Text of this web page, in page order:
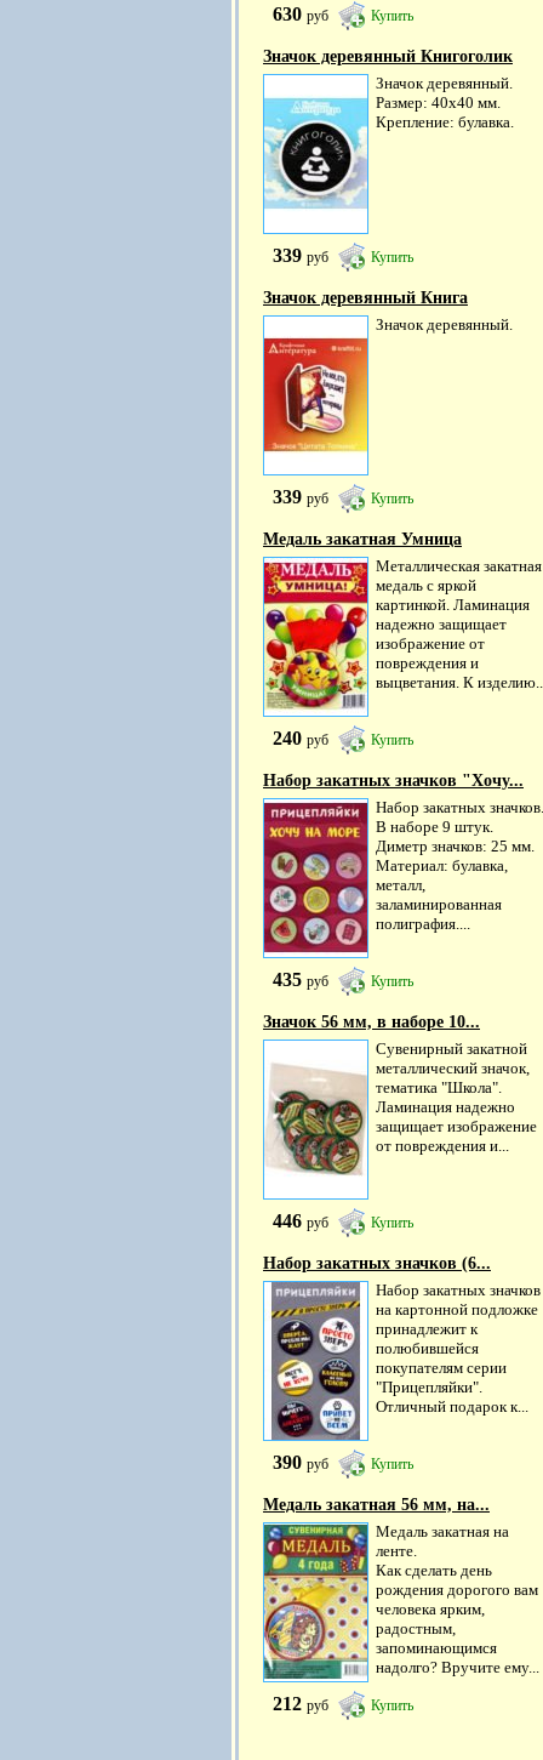
630 руб Купить
Значок деревянный Книгоголик
Значок деревянный.
Размер: 40х40 мм.
Крепление: булавка.
339 руб Купить
Значок деревянный Книга
Значок деревянный.
339 руб Купить
Медаль закатная Умница
Металлическая закатная
медаль с яркой
картинкой. Ламинация
надежно защищает
изображение от
повреждения и
выцветания. К
240 руб Купить
Набор закатных значков "Хочу...
Набор закатных значков.
В наборе 9 штук.
Диметр значков: 25 мм.
Материал: булавка,
металл,
заламинированная
полиграфия....
435 руб Купить
Значок 56 мм, в наборе 10...
Сувенирный закатной
металлический значок,
тематика "Школа".
Ламинация надежно
защищает изображение
от повреждения и...
446 руб Купить
Набор закатных значков (6...
Набор закатных значков
на картонной подложке
принадлежит к
полюбившейся
покупателям серии
"Прицепляйки".
Отличный подарок к...
390 руб Купить
Медаль закатная 56 мм, на...
Медаль закатная на
ленте.
Как сделать день
рождения дорогого вам
человека ярким,
радостным,
запоминающимся
надолго? Вручите ему...
212 руб Купить